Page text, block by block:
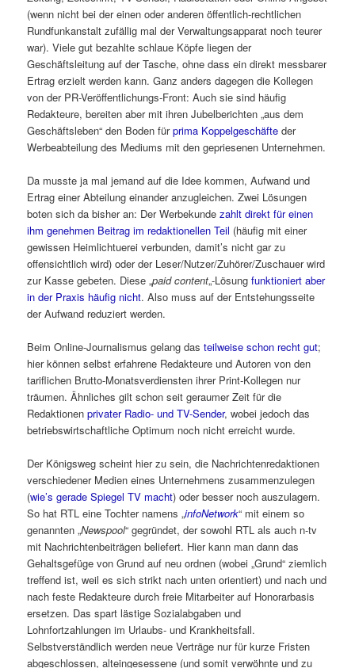
(wenn nicht bei der einen oder anderen öffentlich-rechtlichen
Rundfunkanstalt zufällig mal der Verwaltungsapparat noch teurer
war). Viele gut bezahlte schlaue Köpfe liegen der
Geschäftsleitung auf der Tasche, ohne dass ein direkt messbarer
Ertrag erzielt werden kann. Ganz anders dagegen die Kollegen
von der PR-Veröffentlichungs-Front: Auch sie sind häufig
Redakteure, bereiten aber mit ihren Jubelberichten „aus dem
Geschäftsleben“ den Boden fürprima Koppelgeschäfte der
Werbeabteilung des Mediums mit den gepriesenen Unternehmen.
Da musste ja mal jemand auf die Idee kommen, Aufwand und
Ertrag einer Abteilung einander anzugleichen. Zwei Lösungen
boten sich da bisher an: Der Werbekundezahlt direkt für einen
ihm genehmen Beitrag im redaktionellen Teil (häufig mit einer
gewissen Heimlichtuerei verbunden, damit’s nicht gar zu
offensichtlich wird) oder der Leser/Nutzer/Zuhörer/Zuschauer wird
zur Kasse gebeten. Diese „paid content„-Lösungfunktioniert aber
in der Praxis häufig nicht. Also muss auf der Entstehungsseite
der Aufwand reduziert werden.
Beim Online-Journalismus gelang dasteilweise schon recht gut;
hier können selbst erfahrene Redakteure und Autoren von den
tariflichen Brutto-Monatsverdiensten ihrer Print-Kollegen nur
träumen. Ähnliches gilt schon seit geraumer Zeit für die
Redaktionenprivater Radio- und TV-Sender, wobei jedoch das
betriebswirtschaftliche Optimum noch nicht erreicht wurde.
Der Königsweg scheint hier zu sein, die Nachrichtenredaktionen
verschiedener Medien eines Unternehmens zusammenzulegen
(wie’s gerade Spiegel TV macht) oder besser noch auszulagern.
So hat RTL eine Tochter namens „infoNetwork“ mit einem so
genannten „Newspool“ gegründet, der sowohl RTL als auch n-tv
mit Nachrichtenbeiträgen beliefert. Hier kann man dann das
Gehaltsgefüge von Grund auf neu ordnen (wobei „Grund“ ziemlich
treffend ist, weil es sich strikt nach unten orientiert) und nach und
nach feste Redakteure durch freie Mitarbeiter auf Honorarbasis
ersetzen. Das spart lästige Sozialabgaben und
Lohnfortzahlungen im Urlaubs- und Krankheitsfall.
Selbstverständlich werden neue Verträge nur für kurze Fristen
abgeschlossen, alteingesessene (und somit verwöhnte und zu